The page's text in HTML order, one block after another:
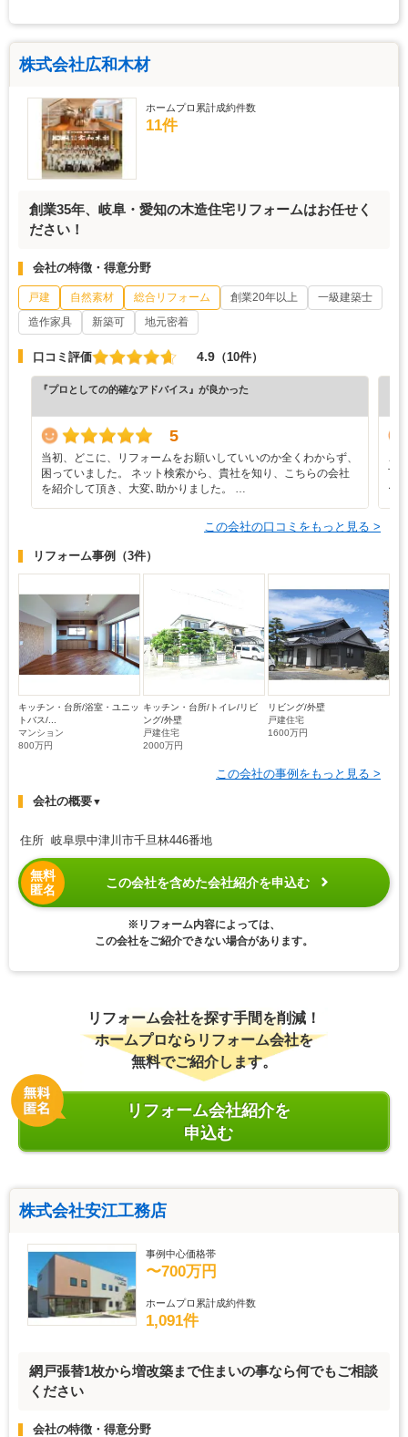
株式会社広和木材
ホームプロ累計成約件数
11件
創業35年、岐阜・愛知の木造住宅リフォームはお任せく
ださい！
会社の特徴・得意分野
戸建 自然素材 総合リフォーム 創業20年以上
一級建築士
造作家具
新築可 地元密着
口コミ評価 4.9 （10件）
『プロとしての的確なアドバイス』が良かった
5
当初、どこに、リフォームをお願いしていいのか全くわからず、
困っていました。 ネット検索から、貴社を知り、こちらの会社
を紹介して頂き、大変､助かりました。 …
こ
下
ー
この会社の口コミをもっと見る >
リフォーム事例 （3件）
キッチン・台所/浴室・ユニッ
トバス/...
マンション
800万円
キッチン・台所/トイレ/リビ
ング/外壁
戸建住宅
2000万円
リビング/外壁
戸建住宅
1600万円
この会社の事例をもっと見る >
会社の概要▼
住所 岐阜県中津川市千旦林446番地
無料
匿名
この会社を含めた会社紹介を申込む
※リフォーム内容によっては、
この会社をご紹介できない場合があります。
リフォーム会社を探す手間を削減！
ホームプロならリフォーム会社を
無料でご紹介します。
リフォーム会社紹介を
申込む
株式会社安江工務店
事例中心価格帯
〜700万円
ホームプロ累計成約件数
1,091件
網戸張替1枚から増改築まで住まいの事なら何でもご相談
ください
会社の特徴・得意分野